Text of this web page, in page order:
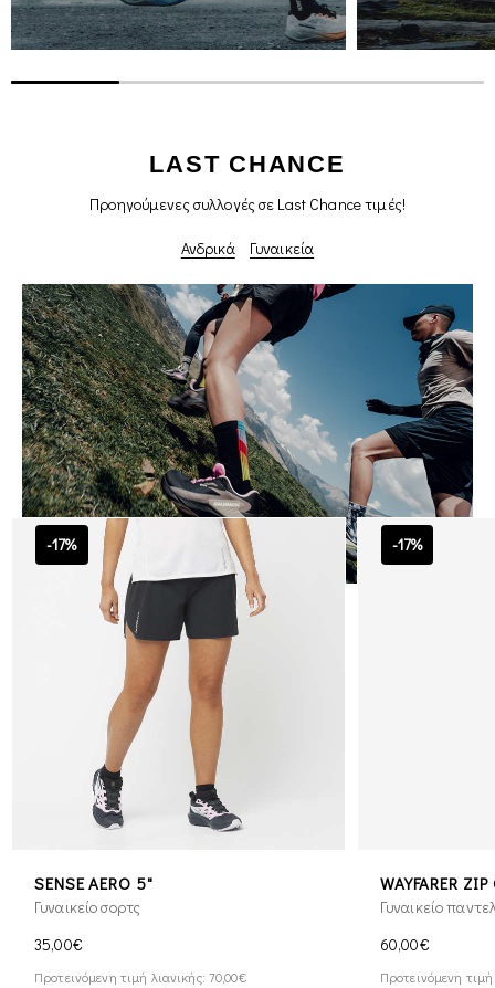
LAST CHANCE
Προηγούμενες συλλογές σε Last Chance τιμές!
Ανδρικά Γυναικεία
-17%
SENSE AERO 5"
Γυναικείο σορτς
35,00€
Προτεινόμενη τιμή λιανικής: 70,00€
-17%
WAYFARER ZIP
Γυναικείο
60,00€
Προτεινόμενη